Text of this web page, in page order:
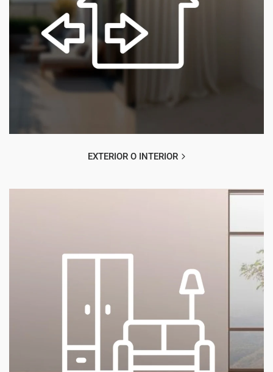
EXTERIOR O INTERIOR